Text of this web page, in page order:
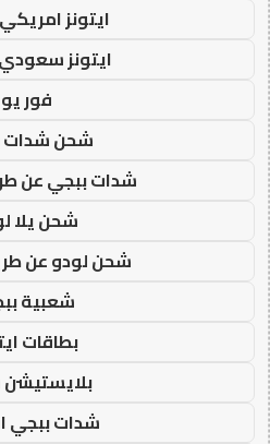
ايتونز
ايتونز
فور يو
شحن شدات
شدات ببجي عن
شحن يلا
شحن لودو عن
شعبية
بطاقات
شدات ببجي